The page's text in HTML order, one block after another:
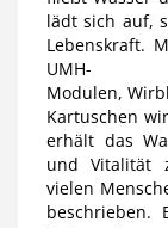
lädt sich auf,
Lebenskraft.
UMH-
Modulen,
Kartuschen
erhält das
und Vitalität
vielen
beschrieben.